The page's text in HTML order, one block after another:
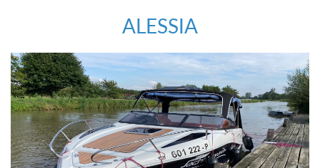
ALESSIA